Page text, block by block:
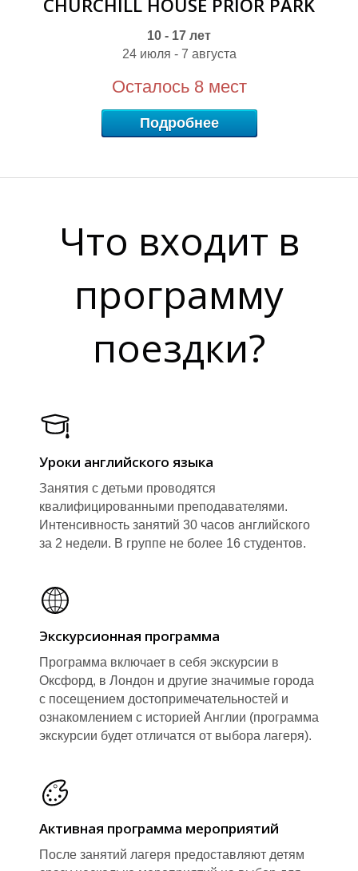
CHURCHILL HOUSE PRIOR PARK
10 - 17 лет
24 июля - 7 августа
Осталось 8 мест
Подробнее
Что входит в
программу
поездки?
Уроки английского языка
Занятия с детьми проводятся
квалифицированными преподавателями.
Интенсивность занятий 30 часов английского
за 2 недели. В группе не более 16 студентов.
Экскурсионная программа
Программа включает в себя экскурсии в
Оксфорд, в Лондон и другие значимые города
с посещением достопримечательностей и
ознакомлением с историей Англии (программа
экскурсии будет отличатся от выбора лагеря).
Активная программа мероприятий
После занятий лагеря предоставляют детям